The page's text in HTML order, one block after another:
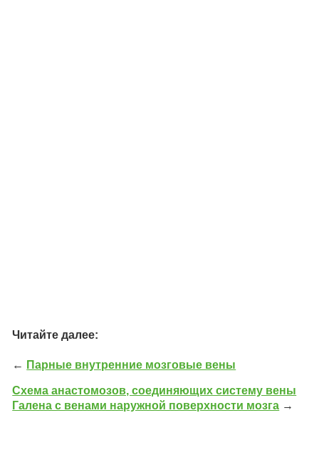
Читайте далее:
← Парные внутренние мозговые вены
Схема анастомозов, соединяющих систему вены
Галена с венами наружной поверхности мозга →